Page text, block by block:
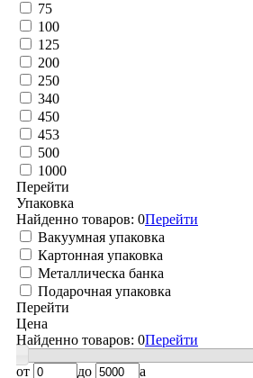
75
100
125
200
250
340
450
453
500
1000
Перейти
Упаковка
Найденно товаров: 0Перейти
Вакуумная упаковка
Картонная упаковка
Металлическа банка
Подарочная упаковка
Перейти
Цена
Найденно товаров: 0Перейти
от до a